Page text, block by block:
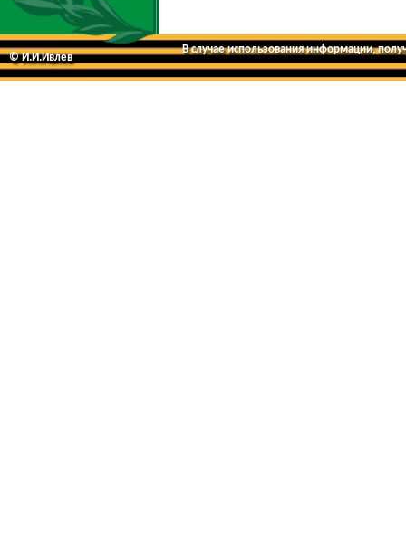
© И.И.Ивлев
В случае использования информации,